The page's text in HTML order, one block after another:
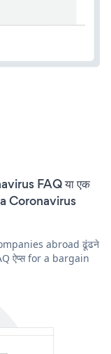
FAQ या एक
a Coronavirus
abroad ढूंढने
ऐप्स for a bargain